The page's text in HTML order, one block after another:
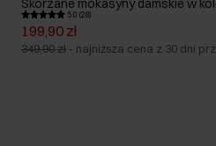
Skórzane mokasyny damskie w
5.0 (28)
199,90 zł
349,90 zł - najniższa cena z 30 dni